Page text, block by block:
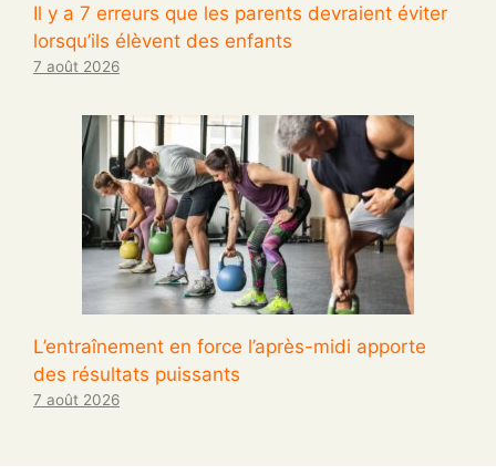
Il y a 7 erreurs que les parents devraient éviter
lorsqu’ils élèvent des enfants
7 août 2026
L’entraînement en force l’après-midi apporte
des résultats puissants
7 août 2026